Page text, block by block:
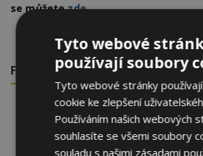
se můžetezde.
FOTOGALERIE
Tyto webové
používají soubory
Tyto webové stránky
cookie ke zlepšení
Používáním našich webových
souhlasíte se všemi soubory
souladu s našimi zásadami